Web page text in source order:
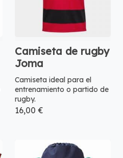
Camiseta de rugby
Joma
Camiseta ideal para el
entrenamiento o partido de
rugby.
16,00 €